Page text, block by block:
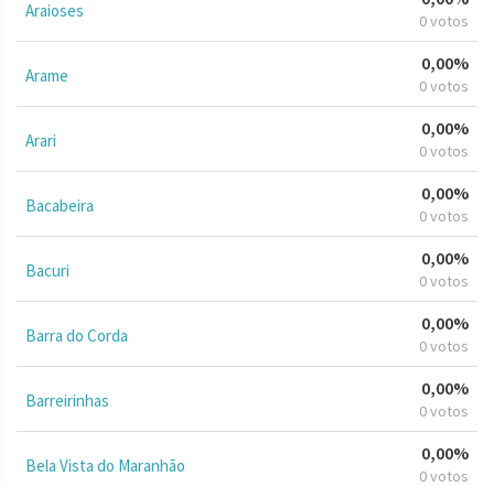
Araioses 0 votos
Arame
0,00%
0 votos
Arari
0,00%
0 votos
Bacabeira
0,00%
0 votos
Bacuri
0,00%
0 votos
Barra do Corda
0,00%
0 votos
Barreirinhas
0,00%
0 votos
Bela Vista do Maranhão
0,00%
0 votos